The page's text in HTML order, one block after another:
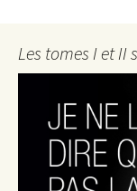
Les tomes I et II